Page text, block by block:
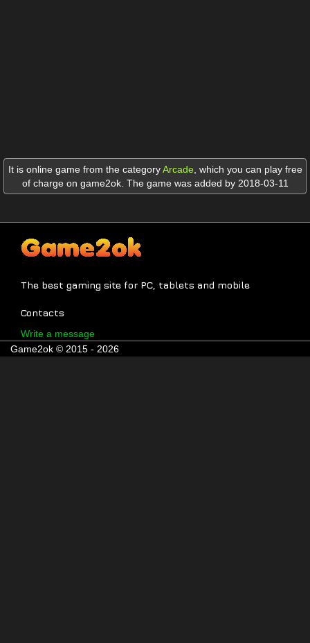
It is online game from the categoryArcade, which you can play free
of charge on game2ok. The game was added by 2018-03-11
The best gaming site for PC, tablets and mobile
Contacts
Write a message
Game2ok © 2015 - 2026